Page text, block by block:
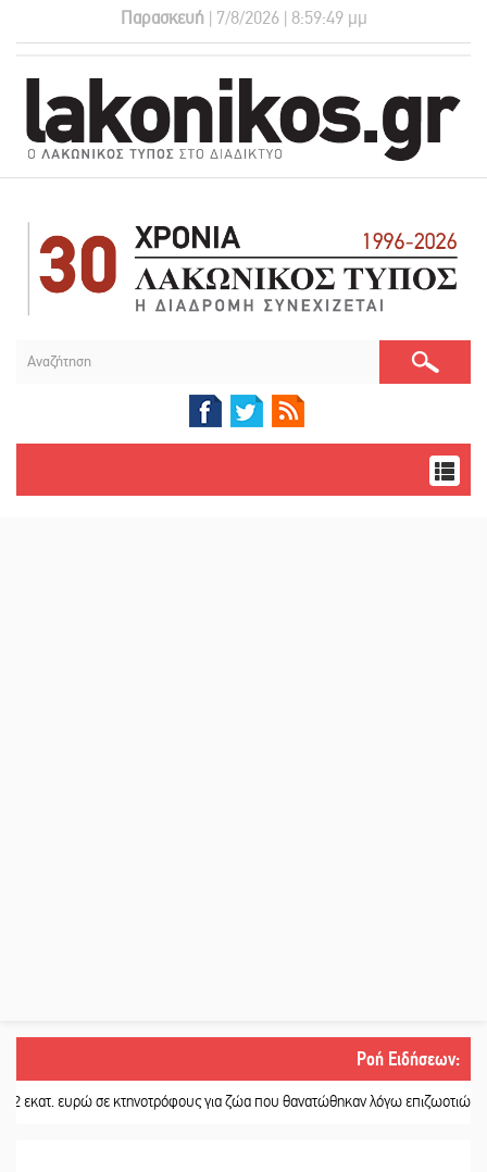
Παρασκευή | 7/8/2026 | 8:59:50 μμ
Ροή Ειδήσεων:
ευρώ σε κτηνοτρόφους για ζώα που θανατώθηκαν λόγω επιζωοτιών || Η